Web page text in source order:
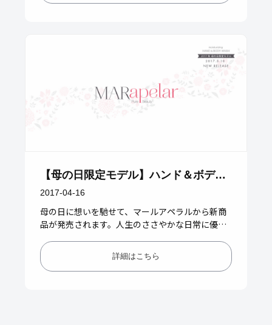
【母の日限定モデル】ハンド＆ボディ
ウォッシュ新発売
2017-04-16
母の日に想いを馳せて、マールアペラルから新商
品が発売されます。人生のささやかな日常に優し
わず深呼吸したくなるグリーン…
詳細はこちら